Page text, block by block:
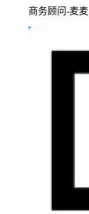
商务顾问-麦麦